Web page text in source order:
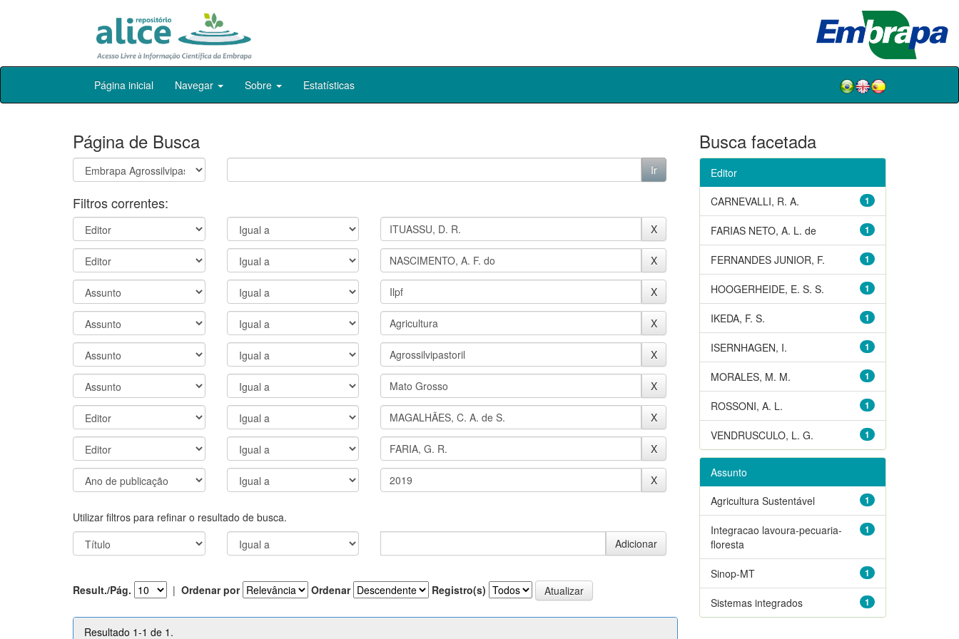
Skip
Página inicial Navegar Sobre Estatísticas
Página de Busca
Filtros correntes:
Utilizar filtros para refinar o resultado de busca.
Result./Pág. | Ordenar por Ordenar Registro(s)
Resultado 1-1 de 1.
Busca facetada
Editor
1
CARNEVALLI, R. A.
1
FARIAS NETO, A. L. de
1
FERNANDES JUNIOR, F.
1
HOOGERHEIDE, E. S. S.
1
IKEDA, F. S.
1
ISERNHAGEN, I.
1
MORALES, M. M.
1
ROSSONI, A. L.
1
VENDRUSCULO, L. G.
Assunto
1
Agricultura Sustentável
1
Integracao lavoura-pecuaria-
floresta
1
Sinop-MT
1
Sistemas integrados